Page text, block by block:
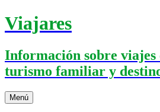
Saltar
al
Viajares
Información sobre viajes
turismo familiar y
Menú